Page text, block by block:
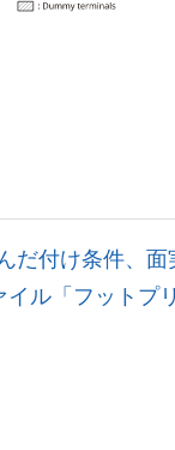
だ付け条件、面
イル「フットプ